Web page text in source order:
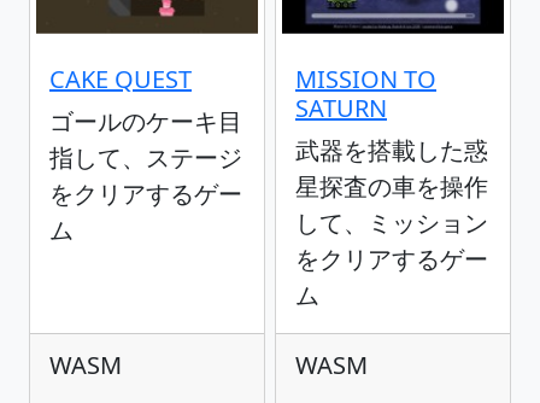
CAKE QUEST
ゴールのケーキ目
指して、ステージ
をクリアするゲー
ム
WASM
MISSION TO
SATURN
武器を搭載した惑
星探査の車を操作
して、ミッション
をクリアするゲー
ム
WASM